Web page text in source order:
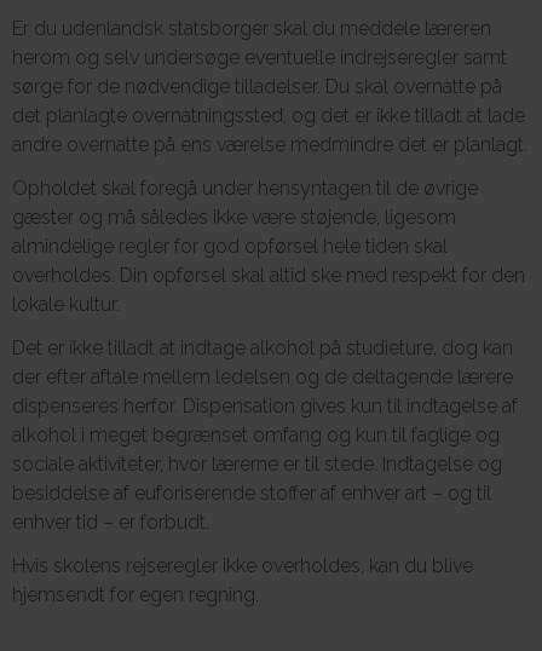
Er du udenlandsk statsborger skal du meddele læreren
herom og selv undersøge eventuelle indrejseregler samt
sørge for de nødvendige tilladelser. Du skal overnatte på
det planlagte overnatningssted, og det er ikke tilladt at lade
andre overnatte på ens værelse medmindre det er planlagt.
Opholdet skal foregå under hensyntagen til de øvrige
gæster og må således ikke være støjende, ligesom
almindelige regler for god opførsel hele tiden skal
overholdes. Din opførsel skal altid ske med respekt for den
lokale kultur.
Det er ikke tilladt at indtage alkohol på studieture, dog kan
der efter aftale mellem ledelsen og de deltagende lærere
dispenseres herfor. Dispensation gives kun til indtagelse af
alkohol i meget begrænset omfang og kun til faglige og
sociale aktiviteter, hvor lærerne er til stede. Indtagelse og
besiddelse af euforiserende stoffer af enhver art – og til
enhver tid – er forbudt.
Hvis skolens rejseregler ikke overholdes, kan du blive
hjemsendt for egen regning.